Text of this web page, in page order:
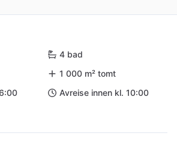
4 bad
1 000 m² tomt
Avreise innen kl. 10:00